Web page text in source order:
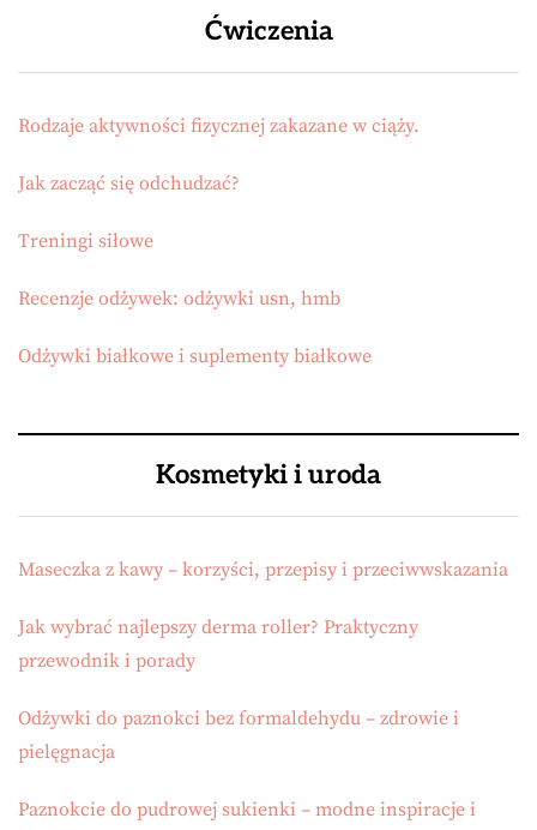
Ćwiczenia
Rodzaje aktywności fizycznej zakazane w ciąży.
Jak zacząć się odchudzać?
Treningi siłowe
Recenzje odżywek: odżywki usn, hmb
Odżywki białkowe i suplementy białkowe
Kosmetyki i uroda
Maseczka z kawy – korzyści, przepisy i przeciwwskazania
Jak wybrać najlepszy derma roller? Praktyczny
przewodnik i porady
Odżywki do paznokci bez formaldehydu – zdrowie i
pielęgnacja
Paznokcie do pudrowej sukienki – modne inspiracje i